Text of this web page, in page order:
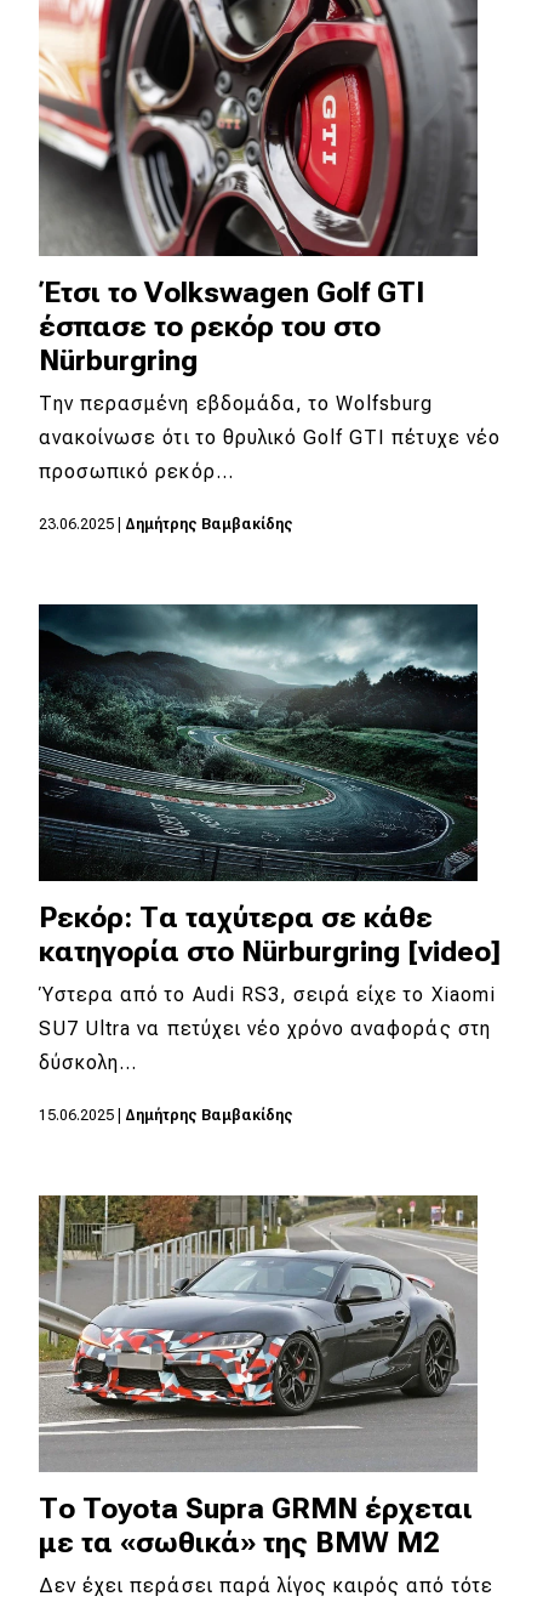
Έτσι το Volkswagen Golf GTI
έσπασε το ρεκόρ του στο
Nürburgring
Την περασμένη εβδομάδα, το Wolfsburg
ανακοίνωσε ότι το θρυλικό Golf GTI πέτυχε νέο
προσωπικό ρεκόρ…
23.06.2025 Δημήτρης Βαμβακίδης
Ρεκόρ: Tα ταχύτερα σε κάθε
κατηγορία στο Nürburgring [video]
Ύστερα από το Audi RS3, σειρά είχε το Xiaomi
SU7 Ultra να πετύχει νέο χρόνο αναφοράς στη
δύσκολη…
15.06.2025 Δημήτρης Βαμβακίδης
Το Toyota Supra GRMN έρχεται
με τα «σωθικά» της BMW M2
Δεν έχει περάσει παρά λίγος καιρός από τότε